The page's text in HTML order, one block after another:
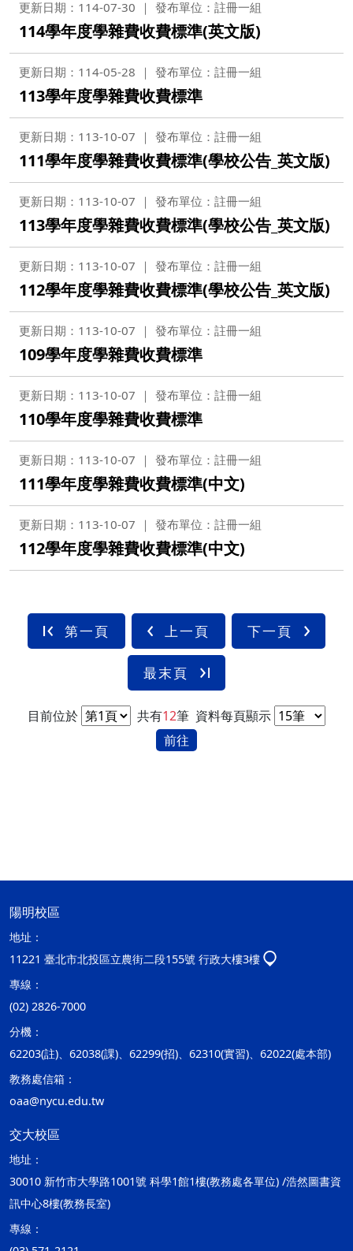
更新日期：114-07-30 發布單位：註冊一組
114學年度學雜費收費標準(英文版)
更新日期：114-05-28 發布單位：註冊一組
113學年度學雜費收費標準
更新日期：113-10-07 發布單位：註冊一組
111學年度學雜費收費標準(學校公告_英文版)
更新日期：113-10-07 發布單位：註冊一組
113學年度學雜費收費標準(學校公告_英文版)
更新日期：113-10-07 發布單位：註冊一組
112學年度學雜費收費標準(學校公告_英文版)
更新日期：113-10-07 發布單位：註冊一組
109學年度學雜費收費標準
更新日期：113-10-07 發布單位：註冊一組
110學年度學雜費收費標準
更新日期：113-10-07 發布單位：註冊一組
111學年度學雜費收費標準(中文)
更新日期：113-10-07 發布單位：註冊一組
112學年度學雜費收費標準(中文)
第一頁 上一頁 下一頁
最末頁
目前位於 共有12筆 資料每頁顯示
前往
陽明校區
地址：
11221 臺北市北投區立農街二段155號 行政大樓3樓
專線：
(02) 2826-7000
分機：
62203(註)、62038(課)、62299(招)、62310(實習)、62022(處本部)
教務處信箱：
oaa@nycu.edu.tw
交大校區
地址：
30010 新竹市大學路1001號 科學1館1樓(教務處各單位) /浩然圖書資
訊中心8樓(教務長室)
專線：